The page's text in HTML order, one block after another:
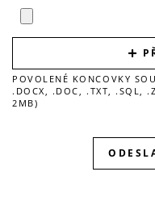
POVOLENÉ KONCOVKY
.DOCX, .DOC, .TXT, .SQL,
2MB)